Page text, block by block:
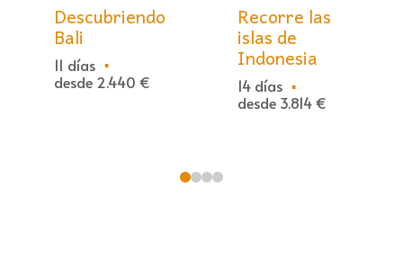
Descubriendo
Bali
11 días
desde 2.440 €
Recorre las
islas de
Indonesia
14 días
desde 3.814 €